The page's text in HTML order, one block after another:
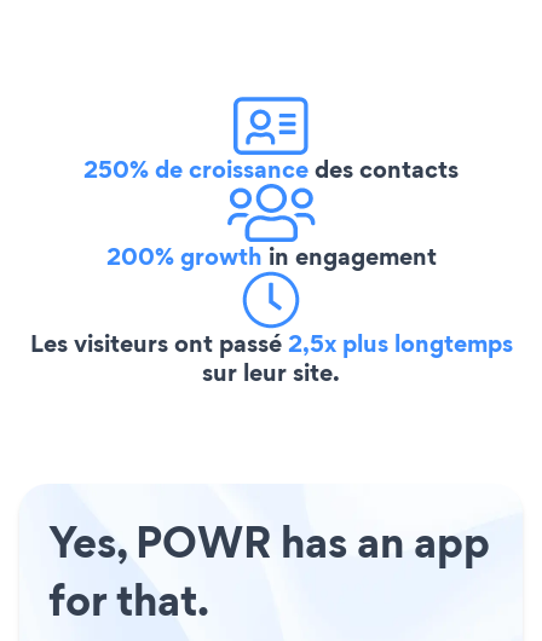
250% de croissancedes contacts
200% growth in engagement
Les visiteurs ont passé2,5x plus longtemps
sur leur site.
Yes, POWR has an app
for that.